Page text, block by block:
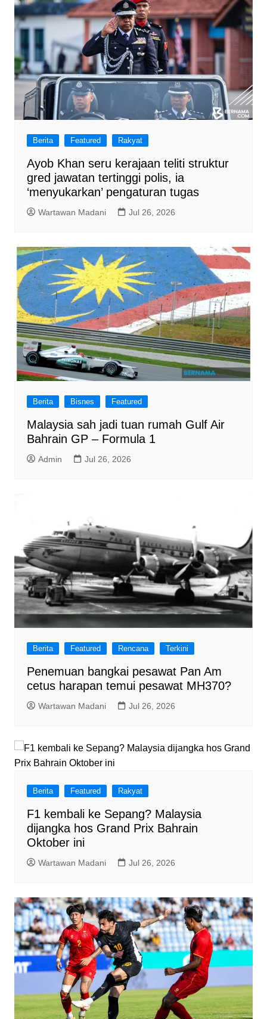
Berita Featured Rakyat
Ayob Khan seru kerajaan teliti struktur
gred jawatan tertinggi polis, ia
‘menyukarkan’ pengaturan tugas
Wartawan Madani Jul 26, 2026
Berita Bisnes Featured
Malaysia sah jadi tuan rumah Gulf Air
Bahrain GP – Formula 1
Admin Jul 26, 2026
Berita Featured Rencana Terkini
Penemuan bangkai pesawat Pan Am
cetus harapan temui pesawat MH370?
Wartawan Madani Jul 26, 2026
Berita Featured Rakyat
F1 kembali ke Sepang? Malaysia
dijangka hos Grand Prix Bahrain
Oktober ini
Wartawan Madani Jul 26, 2026